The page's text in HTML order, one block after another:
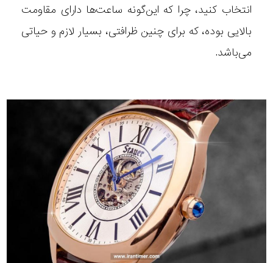
انتخاب کنید، چرا که این‌گونه ساعت‌ها دارای مقاومت
بالایی بوده، که برای چنین ظرافتی، بسیار لازم و حیاتی
می‌باشد.